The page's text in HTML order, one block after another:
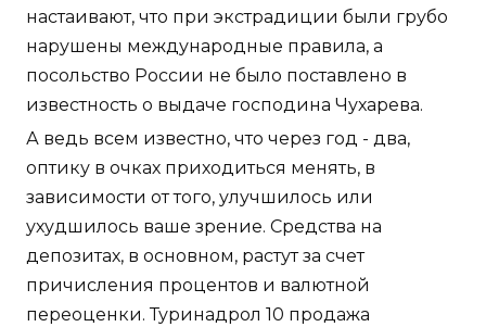
настаивают, что при экстрадиции были грубо
нарушены международные правила, а
посольство России не было поставлено в
известность о выдаче господина Чухарева.
А ведь всем известно, что через год - два,
оптику в очках приходиться менять, в
зависимости от того, улучшилось или
ухудшилось ваше зрение. Средства на
депозитах, в основном, растут за счет
причисления процентов и валютной
переоценки. Туринадрол 10 продажа